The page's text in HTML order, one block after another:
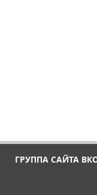
ГРУППА САЙТА